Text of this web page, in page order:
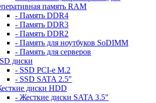
память RAM
- Память DDR4
- Память DDR3
- Память DDR2
- Память для ноутбуков SoDIMM
- Память для серверов
диски
- SSD PCI-e M.2
- SSD SATA 2.5"
диски HDD
- Жесткие диски SATA 3.5"